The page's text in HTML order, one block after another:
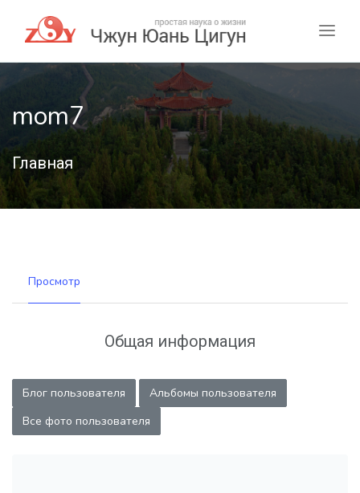
mom7
Главная
Просмотр
Общая информация
Блог пользователя
Альбомы пользователя
Все фото пользователя